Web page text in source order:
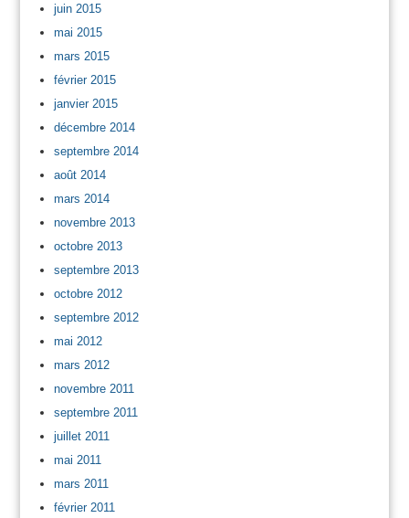
juin 2015
mai 2015
mars 2015
février 2015
janvier 2015
décembre 2014
septembre 2014
août 2014
mars 2014
novembre 2013
octobre 2013
septembre 2013
octobre 2012
septembre 2012
mai 2012
mars 2012
novembre 2011
septembre 2011
juillet 2011
mai 2011
mars 2011
février 2011